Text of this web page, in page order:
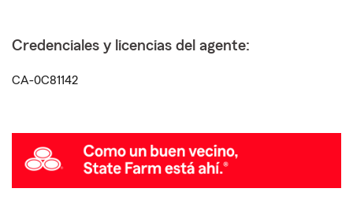
Credenciales y licencias del agente:
CA-0C81142